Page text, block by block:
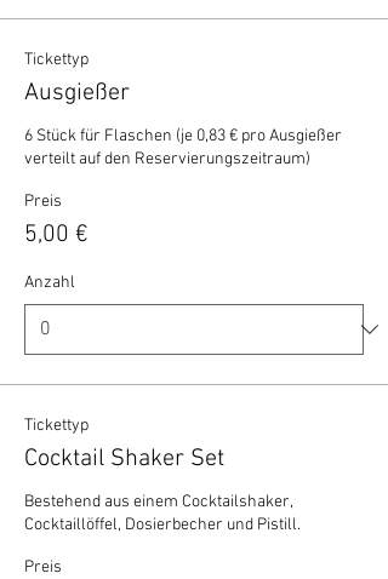
Tickettyp
Ausgießer
6 Stück für Flaschen (je 0,83 € pro Ausgießer
verteilt auf den Reservierungszeitraum)
Preis
5,00 €
Anzahl
Tickettyp
Cocktail Shaker Set
Bestehend aus einem Cocktailshaker,
Cocktaillöffel, Dosierbecher und Pistill.
Preis